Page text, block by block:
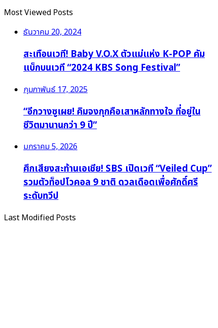
Most Viewed Posts
ธันวาคม 20, 2024
สะเทือนเวที! Baby V.O.X ตัวแม่แห่ง K-POP คัม
แบ็กบนเวที “2024 KBS Song Festival”
กุมภาพันธ์ 17, 2025
“อีกวางซูเผย! คิมจงกุกคือเสาหลักทางใจ ที่อยู่ใน
ชีวิตมานานกว่า 9 ปี”
มกราคม 5, 2026
ศึกเสียงสะท้านเอเชีย! SBS เปิดเวที “Veiled Cup”
รวมตัวท็อปโวคอล 9 ชาติ ดวลเดือดเพื่อศักดิ์ศรี
ระดับทวีป
Last Modified Posts